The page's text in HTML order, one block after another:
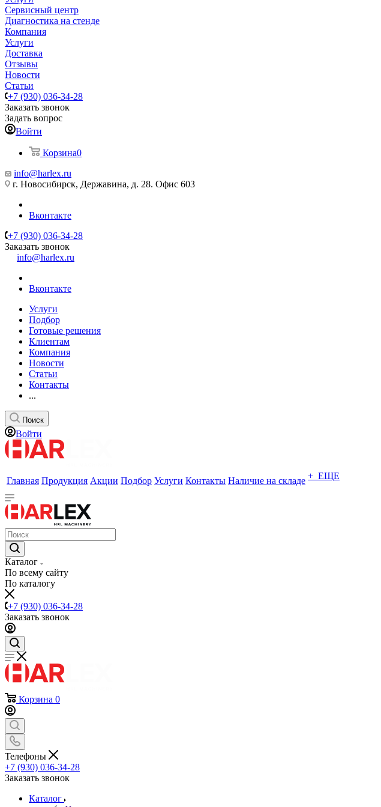
Сервисный центр
Диагностика на стенде
Компания
Услуги
Доставка
Отзывы
Новости
Статьи
+7 (930) 036-34-28
Заказать звонок
Задать вопрос
Войти
Корзина0
info@harlex.ru
г. Новосибирск, Державина, д. 28. Офис 603
Вконтакте
+7 (930) 036-34-28
Заказать звонок
info@harlex.ru
Вконтакте
Услуги
Подбор
Готовые решения
Клиентам
Компания
Новости
Статьи
Контакты
...
Поиск
Войти
Главная Продукция Акции Подбор Услуги Контакты Наличие на складе + ЕЩЕ
Каталог
По всему сайту
По каталогу
+7 (930) 036-34-28
Заказать звонок
Корзина 0
Телефоны
+7 (930) 036-34-28
Заказать звонок
Каталог